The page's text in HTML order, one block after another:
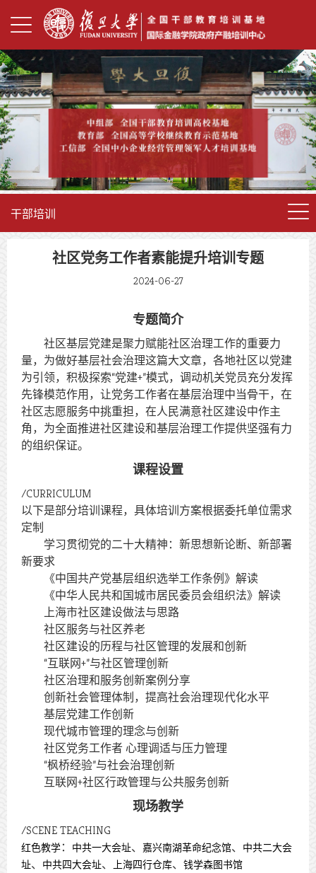
干部培训
社区党务工作者素能提升培训专题
2024-06-27
专题简介
社区基层党建是聚力赋能社区治理工作的重要力
量，为做好基层社会治理这篇大文章，各地社区以党建
为引领，积极探索“党建+”模式，调动机关党员充分发挥
先锋模范作用，让党务工作者在基层治理中当骨干，在
社区志愿服务中挑重担，在人民满意社区建设中作主
角，为全面推进社区建设和基层治理工作提供坚强有力
的组织保证。
课程设置
/CURRICULUM
以下是部分培训课程，具体培训方案根据委托单位需求
定制
学习贯彻党的二十大精神：新思想新论断、新部署
新要求
《中国共产党基层组织选举工作条例》解读
《中华人民共和国城市居民委员会组织法》解读
上海市社区建设做法与思路
社区服务与社区养老
社区建设的历程与社区管理的发展和创新
“互联网+”与社区管理创新
社区治理和服务创新案例分享
创新社会管理体制，提高社会治理现代化水平
基层党建工作创新
现代城市管理的理念与创新
社区党务工作者 心理调适与压力管理
“枫桥经验”与社会治理创新
互联网+社区行政管理与公共服务创新
现场教学
/SCENE TEACHING
红色教学： 中共一大会址、 嘉兴南湖革命纪念馆、
中共二大会
址、 中共四大会址、 上海四行仓库、 钱学森图书馆